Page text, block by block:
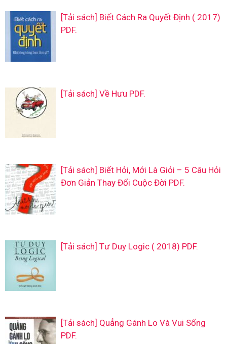
[Tải sách] Biết Cách Ra Quyết Định ( 2017)
PDF.
[Tải sách] Về Hưu PDF.
[Tải sách] Biết Hỏi, Mới Là Giỏi – 5 Câu Hỏi
Đơn Giản Thay Đổi Cuộc Đời PDF.
[Tải sách] Tư Duy Logic ( 2018) PDF.
[Tải sách] Quẳng Gánh Lo Và Vui Sống
PDF.